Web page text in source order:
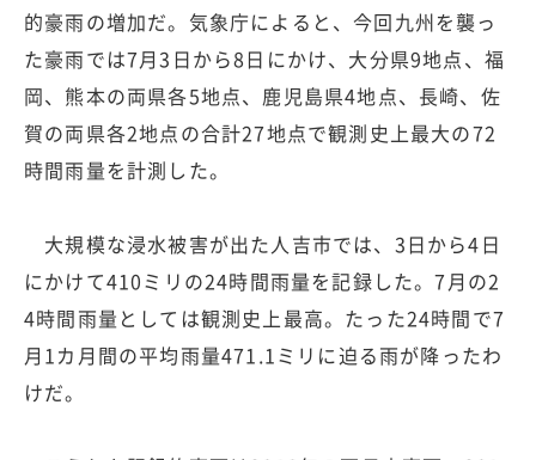
的豪雨の増加だ。気象庁によると、今回九州を襲っ
た豪雨では7月3日から8日にかけ、大分県9地点、福
岡、熊本の両県各5地点、鹿児島県4地点、長崎、佐
賀の両県各2地点の合計27地点で観測史上最大の72
時間雨量を計測した。
大規模な浸水被害が出た人吉市では、3日から4日
にかけて410ミリの24時間雨量を記録した。7月の2
4時間雨量としては観測史上最高。たった24時間で7
月1カ月間の平均雨量471.1ミリに迫る雨が降ったわ
けだ。